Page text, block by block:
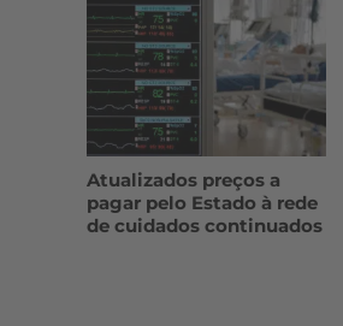
Atualizados preços a
pagar pelo Estado à rede
de cuidados continuados